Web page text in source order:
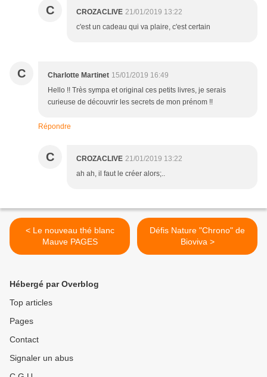
C CROZACLIVE 21/01/2019 13:22
c'est un cadeau qui va plaire, c'est certain
C Charlotte Martinet 15/01/2019 16:49
Hello !! Très sympa et original ces petits livres, je serais
curieuse de découvrir les secrets de mon prénom !!
Répondre
C CROZACLIVE 21/01/2019 13:22
ah ah, il faut le créer alors;..
< Le nouveau thé blanc
Mauve PAGES
Défis Nature "Chrono" de
Bioviva >
Hébergé par Overblog
Top articles
Pages
Contact
Signaler un abus